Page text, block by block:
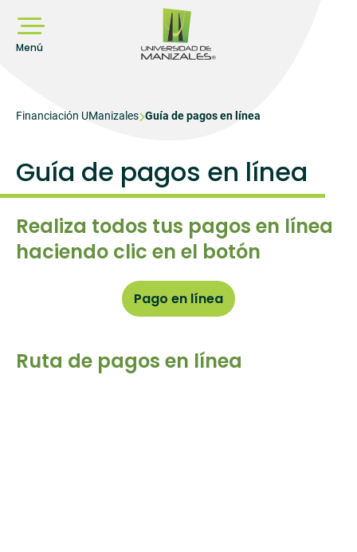
contenido
principal
Menú
Sobrescribir
de
ayuda
a
la
navegación
Financiación UManizales Guía de pagos en línea
Guía de pagos en línea
Realiza todos tus pagos en línea
haciendo clic en el botón
Pago en línea
Ruta de pagos en línea